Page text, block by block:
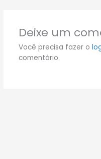
Deixe um
Você precisa fazer o
comentário.